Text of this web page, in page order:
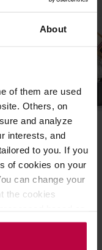
About
of them are used
Others, on
and analyze
interests, and
to you. If you
of cookies on your
can change your
the cookies
ul.
or third parties’